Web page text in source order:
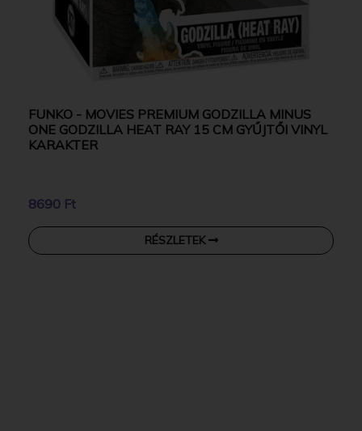
FUNKO - MOVIES PREMIUM GODZILLA MINUS
ONE GODZILLA HEAT RAY 15 CM GYŰJTŐI VINYL
KARAKTER
8690 Ft
RÉSZLETEK